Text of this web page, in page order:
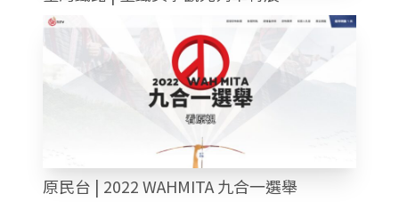
原民台 | 2022 WAHMITA 九合一選舉